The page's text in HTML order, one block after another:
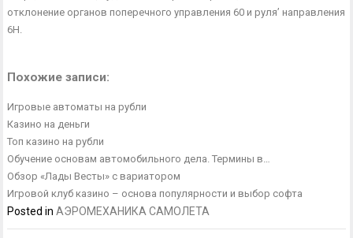
откло­нение органов поперечного управления 60 и руля’ направления
6Н.
Похожие записи:
Игровые автоматы на рубли
Казино на деньги
Топ казино на рубли
Обучение основам автомобильного дела. Термины в…
Обзор «Лады Весты» с вариатором
Игровой клуб казино – основа популярности и выбор софта
Posted inАЭРОМЕХАНИКА САМОЛЕТА